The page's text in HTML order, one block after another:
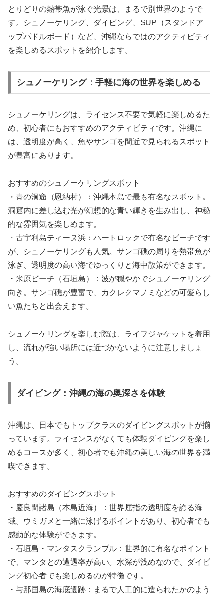
とりどりの熱帯魚が泳ぐ光景は、まるで別世界のようで
す。シュノーケリング、ダイビング、SUP（スタンドア
ップパドルボード）など、沖縄ならではのアクティビティ
を楽しめるスポットを紹介します。
シュノーケリング：手軽に海の世界を楽しめる
シュノーケリングは、ライセンス不要で気軽に楽しめるた
め、初心者にもおすすめのアクティビティです。沖縄に
は、透明度が高く、魚やサンゴを間近で見られるスポット
が豊富にあります。
おすすめのシュノーケリングスポット
・青の洞窟（恩納村）：沖縄本島で最も有名なスポット。
洞窟内に差し込む光が幻想的な青い輝きを生み出し、神秘
的な雰囲気を楽しめます。
・古宇利島ティーヌ浜：ハートロックで有名なビーチです
が、シュノーケリングも人気。サンゴ礁の周りを熱帯魚が
泳ぎ、透明度の高い海でゆっくりと海中散策ができます。
・米原ビーチ（石垣島）：波が穏やかでシュノーケリング
向き。サンゴ礁が豊富で、カクレクマノミなどの可愛らし
い魚たちと出会えます。
シュノーケリングを楽しむ際は、ライフジャケットを着用
し、流れが強い場所には近づかないように注意しましょ
う。
ダイビング：沖縄の海の奥深さを体験
沖縄は、日本でもトップクラスのダイビングスポットが揃
っています。ライセンスがなくても体験ダイビングを楽し
めるコースが多く、初心者でも沖縄の美しい海の世界を満
喫できます。
おすすめのダイビングスポット
・慶良間諸島（本島近海）：世界屈指の透明度を誇る海
域。ウミガメと一緒に泳げるポイントがあり、初心者でも
感動的な体験ができます。
・石垣島・マンタスクランブル：世界的に有名なポイント
で、マンタとの遭遇率が高い。水深が浅めなので、ダイビ
ング初心者でも楽しめるのが特徴です。
・与那国島の海底遺跡：まるで人工的に造られたかのよう